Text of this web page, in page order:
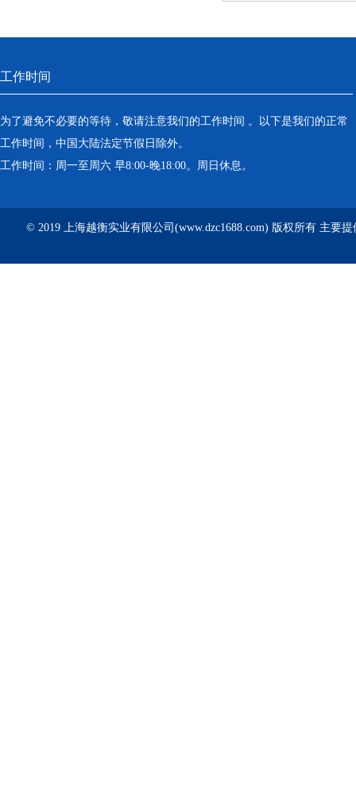
工作时间
为了避免不必要的等待，敬请注意我们的工作时间 。以下是我们的正常
工作时间，中国大陆法定节假日除外。
工作时间：周一至周六 早8:00-晚18:00。周日休息。
© 2019 上海越衡实业有限公司(www.dzc1688.com) 版权所有 主要提